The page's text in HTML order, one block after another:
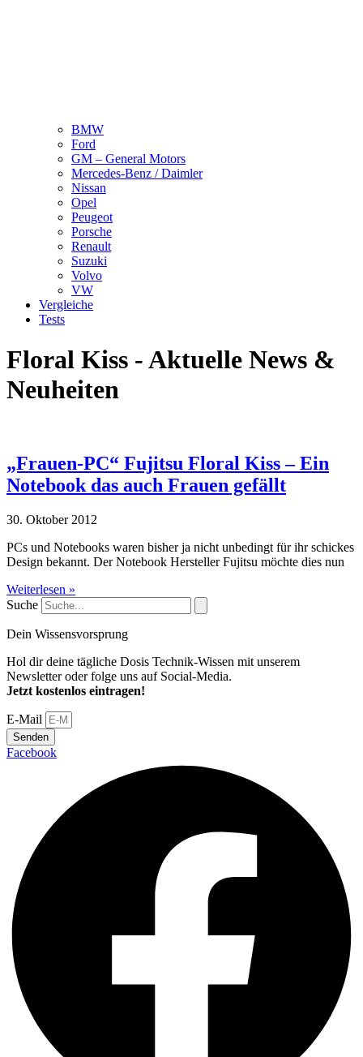
BMW
Ford
GM – General Motors
Mercedes-Benz / Daimler
Nissan
Opel
Peugeot
Porsche
Renault
Suzuki
Volvo
VW
Vergleiche
Tests
Floral Kiss - Aktuelle News &
Neuheiten
„Frauen-PC“ Fujitsu Floral Kiss – Ein
Notebook das auch Frauen gefällt
30. Oktober 2012
PCs und Notebooks waren bisher ja nicht unbedingt für ihr schickes
Design bekannt. Der Notebook Hersteller Fujitsu möchte dies nun
Weiterlesen »
Suche
Dein Wissensvorsprung
Hol dir deine tägliche Dosis Technik-Wissen mit unserem
Newsletter oder folge uns auf Social-Media.
Jetzt kostenlos eintragen!
E-Mail
Senden
Facebook